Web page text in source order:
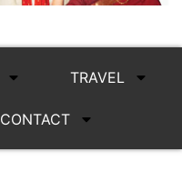
TRAVEL
CONTACT